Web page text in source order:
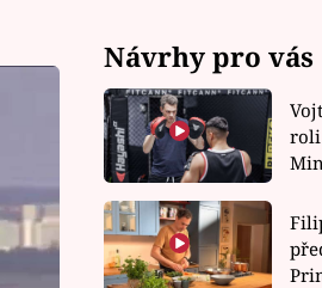
Návrhy pro vás
roli